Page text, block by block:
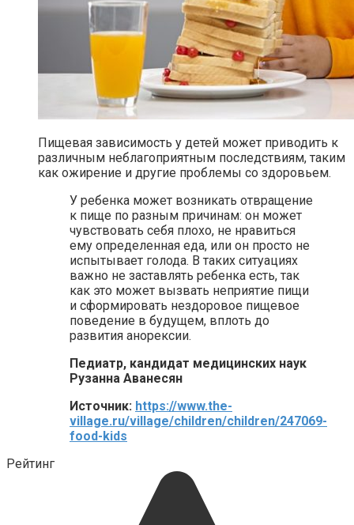
Пищевая зависимость у детей может приводить к
различным неблагоприятным последствиям, таким
как ожирение и другие проблемы со здоровьем.
У ребенка может возникать отвращение
к пище по разным причинам: он может
чувствовать себя плохо, не нравиться
ему определенная еда, или он просто не
испытывает голода. В таких ситуациях
важно не заставлять ребенка есть, так
как это может вызвать неприятие пищи
и сформировать нездоровое пищевое
поведение в будущем, вплоть до
развития анорексии.
Педиатр, кандидат медицинских наук
Рузанна Аванесян
Источник: https://www.the-
village.ru/village/children/children/247069-
food-kids
Рейтинг